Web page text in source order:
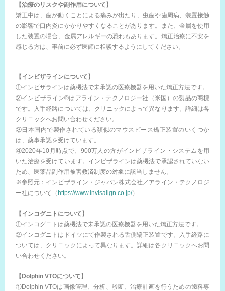
【治療のリスクや副作用について】
矯正中は、歯が動くことによる痛みが出たり、虫歯や歯周病、装置接触
の影響で口内炎にかかりやすくなることがあります。また、金属を使用
した装置の場合、金属アレルギーの恐れもあります。矯正治療に不安を
感じる方は、事前に必ず医師に相談するようにしてください。
【インビザラインについて】
①インビザラインは薬機法で未承認の医療機器を用いた矯正方法です。
②インビザライン®はアライン・テクノロジー社（米国）の製品の商標
です。入手経路については、クリニックによって異なります。詳細は各
クリニックへお問い合わせください。
③日本国内で製作されている類似のマウスピース矯正装置のいくつか
は、薬事承認を受けています。
④2020年10月時点で、900万人の方がインビザライン・システムを用
いた治療を受けています。インビザラインは薬機法で承認されていない
ため、医薬品副作用被害救済制度の対象に該当しません。
※参照元：インビザライン・ジャパン株式会社／アライン・テクノロジ
ー社について（https://www.invisalign.co.jp/）
【インコグニトについて】
①インコグニトは薬機法で未承認の医療機器を用いた矯正方法です。
②インコグニトはドイツにて作製される舌側矯正装置です。入手経路に
ついては、クリニックによって異なります。詳細は各クリニックへお問
い合わせください。
【Dolphin VTOについて】
①Dolphin VTOは画像管理、分析、診断、治療計画を行うための歯科専